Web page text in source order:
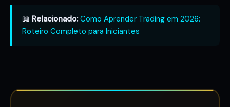
📖 Relacionado: Como Aprender Trading em 2026:
Roteiro Completo para Iniciantes